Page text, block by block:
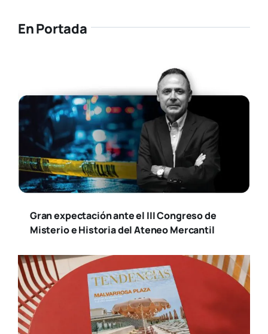
En Portada
Gran expectación ante el III Congreso de
Misterio e Historia del Ateneo Mercantil